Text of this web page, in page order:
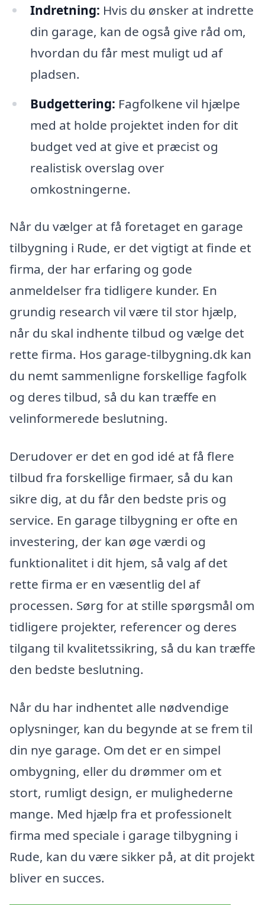
Indretning: Hvis du ønsker at indrette
din garage, kan de også give råd om,
hvordan du får mest muligt ud af
pladsen.
Budgettering: Fagfolkene vil hjælpe
med at holde projektet inden for dit
budget ved at give et præcist og
realistisk overslag over
omkostningerne.
Når du vælger at få foretaget en garage
tilbygning i Rude, er det vigtigt at finde et
firma, der har erfaring og gode
anmeldelser fra tidligere kunder. En
grundig research vil være til stor hjælp,
når du skal indhente tilbud og vælge det
rette firma. Hos garage-tilbygning.dk kan
du nemt sammenligne forskellige fagfolk
og deres tilbud, så du kan træffe en
velinformerede beslutning.
Derudover er det en god idé at få flere
tilbud fra forskellige firmaer, så du kan
sikre dig, at du får den bedste pris og
service. En garage tilbygning er ofte en
investering, der kan øge værdi og
funktionalitet i dit hjem, så valg af det
rette firma er en væsentlig del af
processen. Sørg for at stille spørgsmål om
tidligere projekter, referencer og deres
tilgang til kvalitetssikring, så du kan træffe
den bedste beslutning.
Når du har indhentet alle nødvendige
oplysninger, kan du begynde at se frem til
din nye garage. Om det er en simpel
ombygning, eller du drømmer om et
stort, rumligt design, er mulighederne
mange. Med hjælp fra et professionelt
firma med speciale i garage tilbygning i
Rude, kan du være sikker på, at dit projekt
bliver en succes.